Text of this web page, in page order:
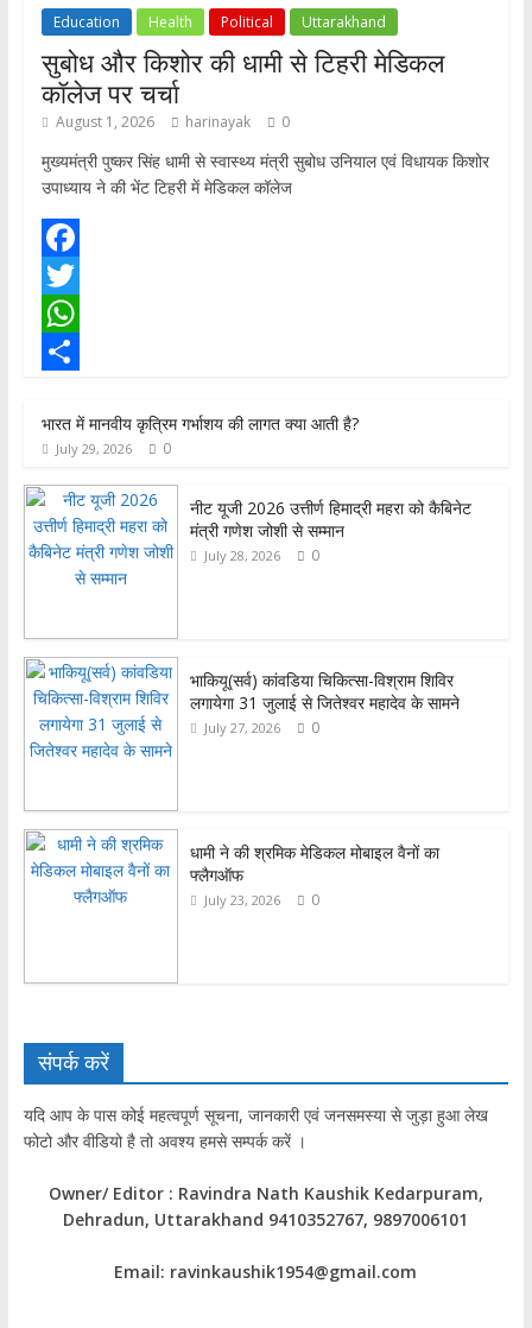
Education Health Political Uttarakhand
सुबोध और किशोर की धामी से टिहरी मेडिकल
कॉलेज पर चर्चा
August 1, 2026 harinayak 0
मुख्यमंत्री पुष्कर सिंह धामी से स्वास्थ्य मंत्री सुबोध उनियाल एवं विधायक किशोर
उपाध्याय ने की भेंट टिहरी में मेडिकल कॉलेज
F
a
c
b
o
k
T
w
t
e
r
W
a
s
A
h
r
e
भारत में मानवीय कृत्रिम गर्भाशय की लागत क्या आती है?
July 29, 2026 0
नीट यूजी 2026 उत्तीर्ण हिमाद्री महरा को कैबिनेट
मंत्री गणेश जोशी से सम्मान
July 28, 2026 0
भाकियू(सर्व) कांवडिया चिकित्सा-विश्राम शिविर
लगायेगा 31 जुलाई से जितेश्वर महादेव के सामने
July 27, 2026 0
धामी ने की श्रमिक मेडिकल मोबाइल वैनों का
फ्लैगऑफ
July 23, 2026 0
संपर्क करें
यदि आप के पास कोई महत्वपूर्ण सूचना, जानकारी एवं जनसमस्या से जुड़ा हुआ लेख
फोटो और वीडियो है तो अवश्य हमसे सम्पर्क करें ।
Owner/ Editor : Ravindra Nath Kaushik Kedarpuram,
Dehradun, Uttarakhand 9410352767, 9897006101
Email: ravinkaushik1954@gmail.com